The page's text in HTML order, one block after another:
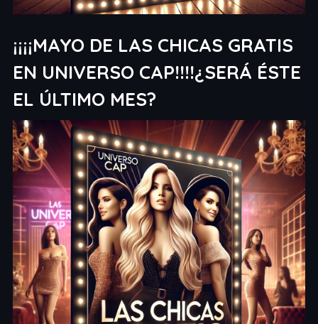
¡¡¡¡MAYO DE LAS CHICAS GRATIS
EN UNIVERSO CAP!!!!¿SERÁ ÉSTE
EL ÚLTIMO MES?